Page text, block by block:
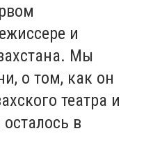
и
Мы
о том, как он
театра и
в